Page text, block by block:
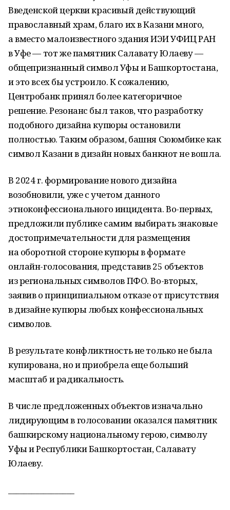
Введенской церкви красивый действующий
православный храм, благо их в Казани много,
а вместо малоизвестного здания ИЭИ УФИЦ РАН
в Уфе — тот же памятник Салавату Юлаеву —
общепризнанный символ Уфы и Башкортостана,
и это всех бы устроило. К сожалению,
Центробанк принял более категоричное
решение. Резонанс был таков, что разработку
подобного дизайна купюры остановили
полностью. Таким образом, башня Сююмбике как
символ Казани в дизайн новых банкнот не вошла.
В 2024 г. формирование нового дизайна
возобновили, уже с учетом данного
этноконфессионального инцидента. Во-первых,
предложили публике самим выбирать знаковые
достопримечательности для размещения
на оборотной стороне купюры в формате
онлайн-голосования, представив 25 объектов
из региональных символов ПФО. Во-вторых,
заявив о принципиальном отказе от присутствия
в дизайне купюры любых конфессиональных
символов.
В результате конфликтность не только не была
купирована, но и приобрела еще больший
масштаб и радикальность.
В числе предложенных объектов изначально
лидирующим в голосовании оказался памятник
башкирскому национальному герою, символу
Уфы и Республики Башкортостан, Салавату
Юлаеву.